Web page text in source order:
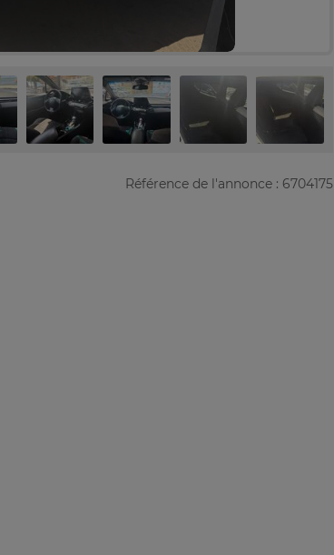
Référence de l'annonce : 6704175